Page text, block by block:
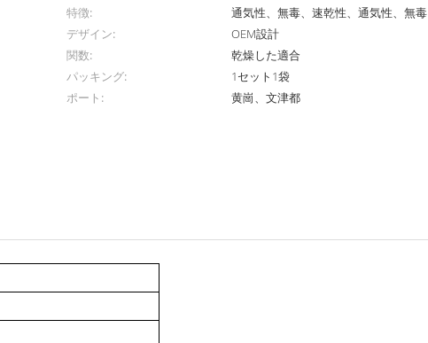
特徴:
通気性、無毒、速乾性、通気性、無毒
デザイン:
OEM設計
関数:
乾燥した適合
パッキング:
1セット1袋
ポート: 黄崗、文津都